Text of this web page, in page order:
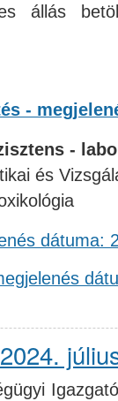
állás
-
-
és
dátuma: